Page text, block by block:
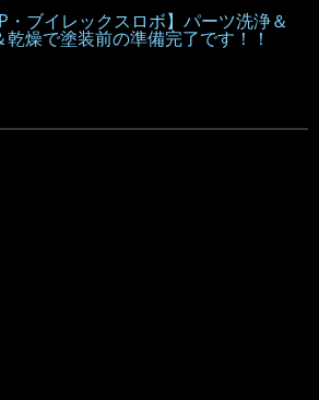
・ブイレックスロボ】パーツ洗浄＆
乾燥で塗装前の準備完了です！！